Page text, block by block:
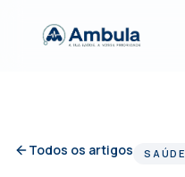
Todos os artigos SAÚDE